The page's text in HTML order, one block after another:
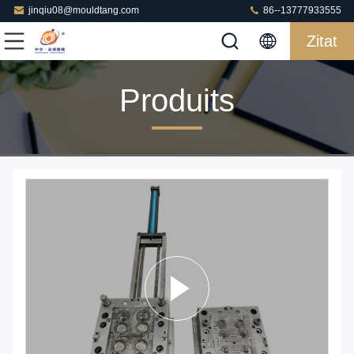
jinqiu08@mouldtang.com 86--13777933555
Zitat
Produits